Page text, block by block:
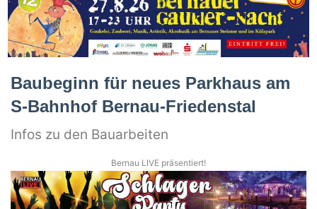
Baubeginn für neues Parkhaus am
S-Bahnhof Bernau-Friedenstal
Infos zu den Bauarbeiten
Bernau LIVE präsentiert!